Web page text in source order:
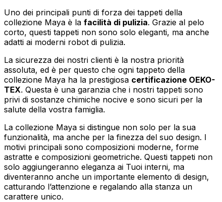
Uno dei principali punti di forza dei tappeti della
collezione Maya è la facilità di pulizia. Grazie al pelo
corto, questi tappeti non sono solo eleganti, ma anche
adatti ai moderni robot di pulizia.
La sicurezza dei nostri clienti è la nostra priorità
assoluta, ed è per questo che ogni tappeto della
collezione Maya ha la prestigiosa certificazione OEKO-
TEX. Questa è una garanzia che i nostri tappeti sono
privi di sostanze chimiche nocive e sono sicuri per la
salute della vostra famiglia.
La collezione Maya si distingue non solo per la sua
funzionalità, ma anche per la finezza del suo design. I
motivi principali sono composizioni moderne, forme
astratte e composizioni geometriche. Questi tappeti non
solo aggiungeranno eleganza ai Tuoi interni, ma
diventeranno anche un importante elemento di design,
catturando l’attenzione e regalando alla stanza un
carattere unico.